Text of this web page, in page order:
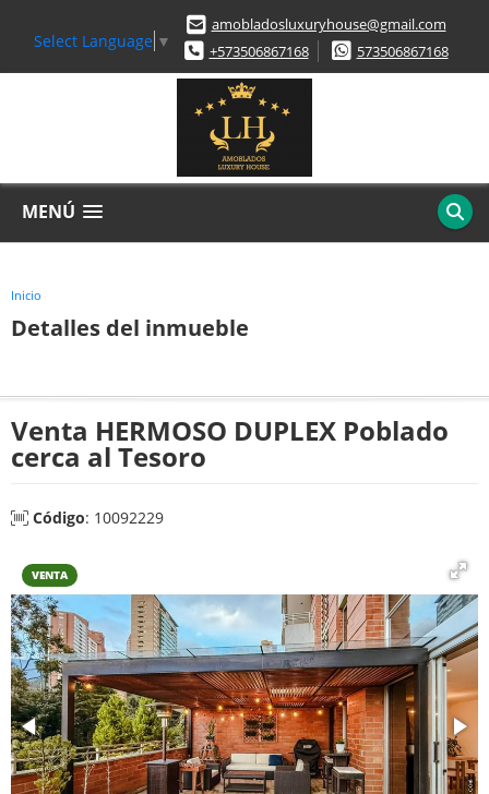
Select Language ▼
amobladosluxuryhouse@gmail.com
+573506867168
573506867168
MENÚ
Inicio
Detalles del inmueble
Venta HERMOSO DUPLEX Poblado
cerca al Tesoro
Código: 10092229
VENTA